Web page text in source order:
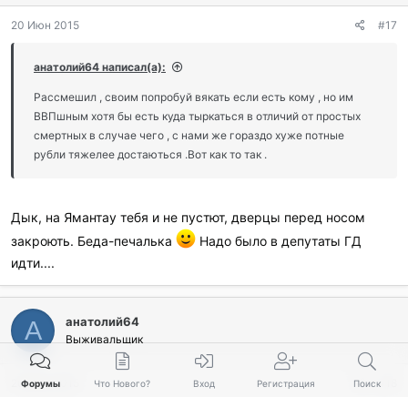
20 Июн 2015 #17
анатолий64 написал(а):
Рассмешил , своим попробуй вякать если есть кому , но им
ВВПшным хотя бы есть куда тыркаться в отличий от простых
смертных в случае чего , с нами же гораздо хуже потные
рубли тяжелее достаються .Вот как то так .
Дык, на Ямантау тебя и не пустют, дверцы перед носом
закроють. Беда-печалька
Надо было в депутаты ГД
идти....
А анатолий64
Выживальщик
20 Июн 2015 #18
Форумы Что Нового? Вход Регистрация Поиск